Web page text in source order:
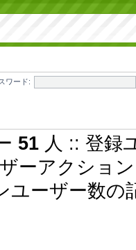
ワード:
51 人 :: 登録
ーアクショ
ユーザー数の